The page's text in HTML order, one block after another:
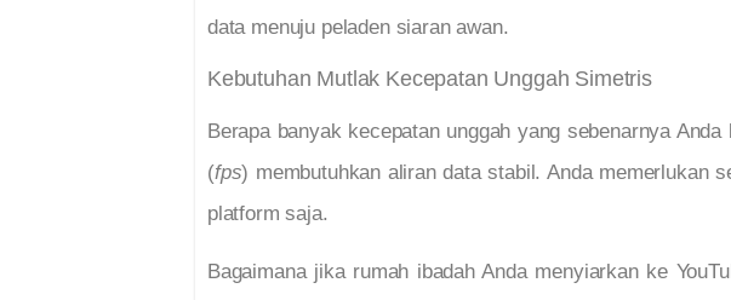
data menuju peladen siaran awan.
Kebutuhan Mutlak Kecepatan Unggah Simetris
Berapa banyak kecepatan unggah yang sebenarnya
(fps) membutuhkan aliran data stabil. Anda memerlukan
platform saja.
Bagaimana jika rumah ibadah Anda menyiarkan ke